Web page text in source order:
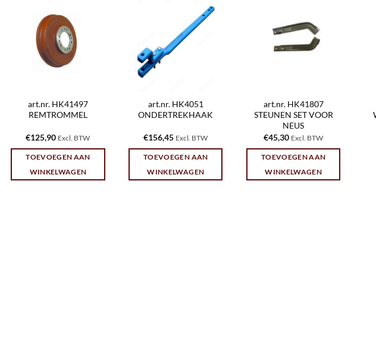
art.nr. HK41497
REMTROMMEL
€125,90 Excl. BTW
TOEVOEGEN AAN
WINKELWAGEN
art.nr. HK4051
ONDERTREKHAAK
€156,45 Excl. BTW
TOEVOEGEN AAN
WINKELWAGEN
art.nr. HK41807
STEUNEN SET VOOR
NEUS
€45,30 Excl. BTW
TOEVOEGEN AAN
WINKELWAGEN